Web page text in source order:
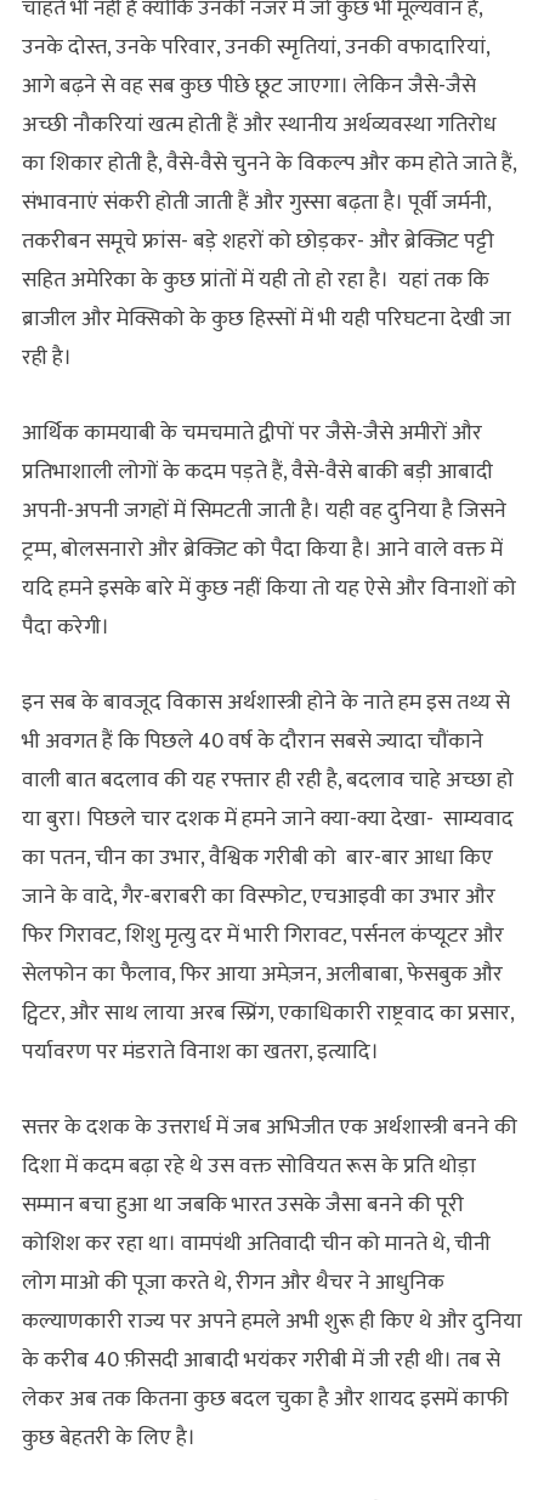
चाहते भी नहीं हैं क्योंकि उनकी नजर में जो कुछ भी मूल्यवान है,
उनके दोस्त, उनके परिवार, उनकी स्मृतियां, उनकी वफादारियां,
आगे बढ़ने से वह सब कुछ पीछे छूट जाएगा। लेकिन जैसे-जैसे
अच्छी नौकरियां खत्म होती हैं और स्थानीय अर्थव्यवस्था गतिरोध
का शिकार होती है, वैसे-वैसे चुनने के विकल्प और कम होते जाते हैं,
संभावनाएं संकरी होती जाती हैं और गुस्सा बढ़ता है। पूर्वी जर्मनी,
तकरीबन समूचे फ्रांस- बड़े शहरों को छोड़कर- और ब्रेक्जिट पट्टी
सहित अमेरिका के कुछ प्रांतों में यही तो हो रहा है। यहां तक कि
ब्राजील और मेक्सिको के कुछ हिस्सों में भी यही परिघटना देखी जा
रही है।
आर्थिक कामयाबी के चमचमाते द्वीपों पर जैसे-जैसे अमीरों और
प्रतिभाशाली लोगों के कदम पड़ते हैं, वैसे-वैसे बाकी बड़ी आबादी
अपनी-अपनी जगहों में सिमटती जाती है। यही वह दुनिया है जिसने
ट्रम्प, बोलसनारो और ब्रेक्जिट को पैदा किया है। आने वाले वक्त में
यदि हमने इसके बारे में कुछ नहीं किया तो यह ऐसे और विनाशों को
पैदा करेगी।
इन सब के बावजूद विकास अर्थशास्त्री होने के नाते हम इस तथ्य से
भी अवगत हैं कि पिछले 40 वर्ष के दौरान सबसे ज्यादा चौंकाने
वाली बात बदलाव की यह रफ्तार ही रही है, बदलाव चाहे अच्छा हो
या बुरा। पिछले चार दशक में हमने जाने क्या-क्या देखा- साम्यवाद
का पतन, चीन का उभार, वैश्विक गरीबी को बार-बार आधा किए
जाने के वादे, गैर-बराबरी का विस्फोट, एचआइवी का उभार और
फिर गिरावट, शिशु मृत्यु दर में भारी गिरावट, पर्सनल कंप्यूटर और
सेलफोन का फैलाव, फिर आया अमेज़न, अलीबाबा, फेसबुक और
ट्विटर, और साथ लाया अरब स्प्रिंग, एकाधिकारी राष्ट्रवाद का प्रसार,
पर्यावरण पर मंडराते विनाश का खतरा, इत्यादि।
सत्तर के दशक के उत्तरार्ध में जब अभिजीत एक अर्थशास्त्री बनने की
दिशा में कदम बढ़ा रहे थे उस वक्त सोवियत रूस के प्रति थोड़ा
सम्मान बचा हुआ था जबकि भारत उसके जैसा बनने की पूरी
कोशिश कर रहा था। वामपंथी अतिवादी चीन को मानते थे, चीनी
लोग माओ की पूजा करते थे, रीगन और थैचर ने आधुनिक
कल्याणकारी राज्य पर अपने हमले अभी शुरू ही किए थे और दुनिया
के करीब 40 फ़ीसदी आबादी भयंकर गरीबी में जी रही थी। तब से
लेकर अब तक कितना कुछ बदल चुका है और शायद इसमें काफी
कुछ बेहतरी के लिए है।